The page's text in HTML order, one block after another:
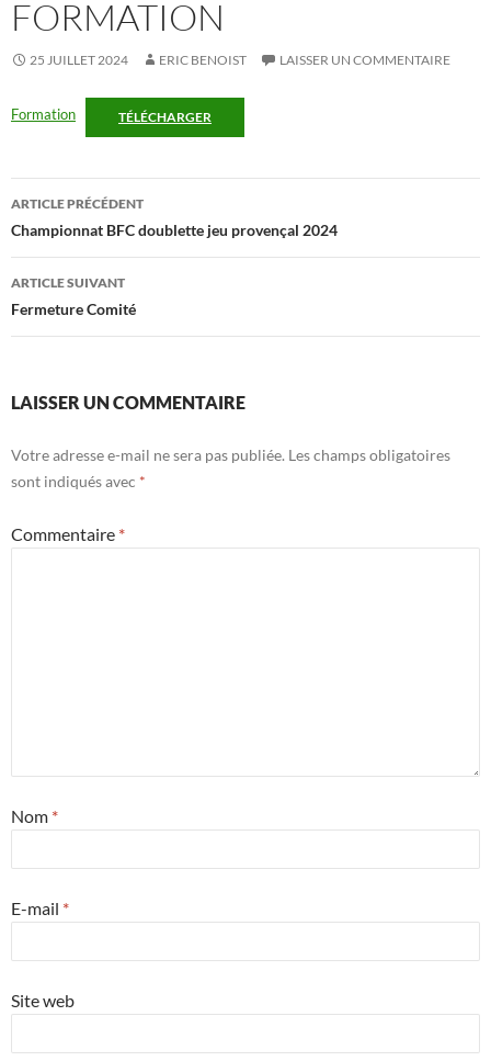
FORMATION
25 JUILLET 2024 ERIC BENOIST LAISSER UN COMMENTAIRE
Formation TÉLÉCHARGER
Navigation
des
articles
ARTICLE PRÉCÉDENT
Championnat BFC doublette jeu provençal 2024
ARTICLE SUIVANT
Fermeture Comité
LAISSER UN COMMENTAIRE
Votre adresse e-mail ne sera pas publiée. Les champs obligatoires
sont indiqués avec *
Commentaire *
Nom *
E-mail *
Site web